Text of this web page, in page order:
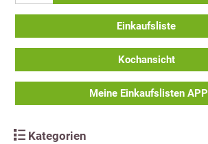
Einkaufsliste
Kochansicht
Meine Einkaufslisten APP
Kategorien